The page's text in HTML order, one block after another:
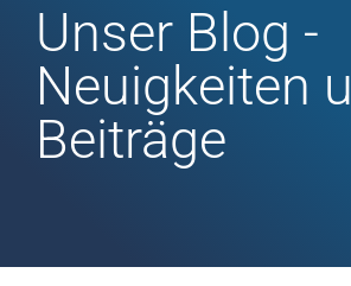
Unser Blog -
Neuigkeiten
Beiträge